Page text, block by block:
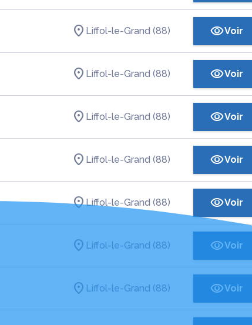
Liffol-le-Grand (88) Voir
Liffol-le-Grand (88) Voir
Liffol-le-Grand (88) Voir
Liffol-le-Grand (88) Voir
Liffol-le-Grand (88) Voir
Liffol-le-Grand (88) Voir
Liffol-le-Grand (88) Voir